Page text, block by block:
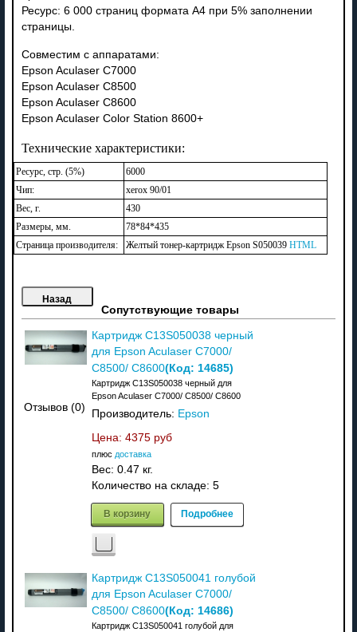
Ресурс: 6 000 страниц формата А4 при 5% заполнении
страницы.
Совместим с аппаратами:
Epson Aculaser C7000
Epson Aculaser C8500
Epson Aculaser C8600
Epson Aculaser Color Station 8600+
Технические характеристики:
Ресурс, стр. (5%)
6000
Чип:
xerox 90/01
Вес, г.
430
Размеры, мм.
78*84*435
Страница производителя:
Желтый тонер-картридж Epson S050039 HTML
Сопутствующие товары
Отзывов (0)
Картридж C13S050038 черный
для Epson Aculaser C7000/
C8500/ C8600(Код: 14685)
Картридж C13S050038 черный для
Epson Aculaser C7000/ C8500/ C8600
Производитель: Epson
Цена: 4375 руб
плюс доставка
Вес: 0.47 кг.
Количество на складе: 5
В корзину Подробнее
Картридж C13S050041 голубой
для Epson Aculaser C7000/
C8500/ C8600(Код: 14686)
Картридж C13S050041 голубой для